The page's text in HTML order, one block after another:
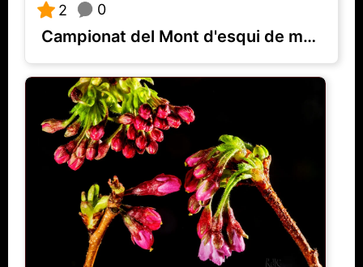
2 0
Campionat del Mont d'esqui de muntanya